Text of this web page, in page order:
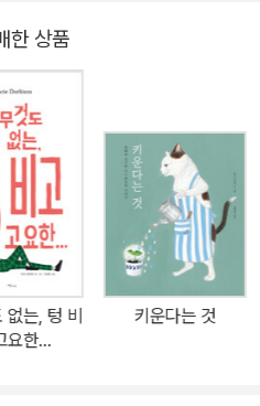
에 어떤 사연이 생겨 서로 멀리 또
생각하고 깨닫게 됩니다. 『두
이 서로의 관계에 대해 깊이 탐구
어 가길 바라는 작가의 마음이 담
유를 통해, 소중한 두 사람 사이에
더 쉽고, 함께여서 더 어렵습니다.
의 마음을 열어 주는 열쇠가 되기
에서 서로를 의지하며 몰아치는
한 상품
없는, 텅 비
요한…
키운다는 것